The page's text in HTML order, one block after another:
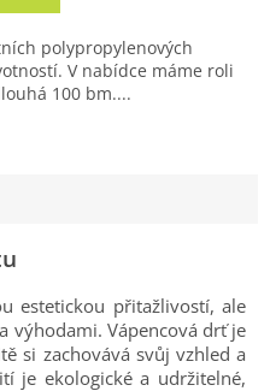
polypropylenových
V nabídce máme roli
100 bm....
estetickou přitažlivostí, ale
výhodami. Vápencová drť je
si zachovává svůj vzhled a
je ekologické a udržitelné,